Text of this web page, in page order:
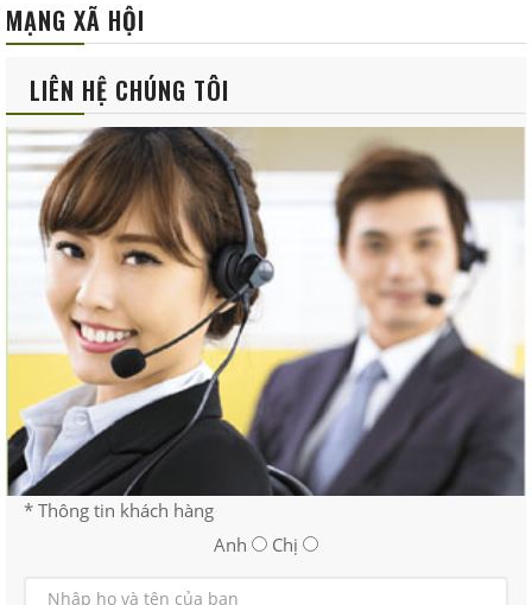
MẠNG XÃ HỘI
LIÊN HỆ CHÚNG TÔI
* Thông tin khách hàng
Anh
Chị